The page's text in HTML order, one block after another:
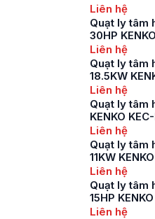
Liên hệ
Quạt ly tâm
30HP
Liên hệ
Quạt ly tâm
18.5KW
Liên hệ
Quạt ly tâm
KENKO
Liên hệ
Quạt ly tâm
11KW
Liên hệ
Quạt ly tâm
15HP
Liên hệ